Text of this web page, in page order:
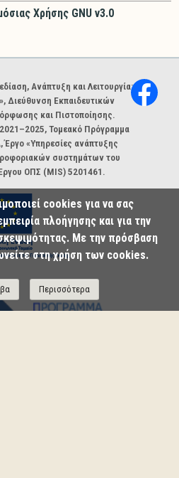
Χρήσης GNU v3.0
Ανάπτυξη και Λειτουργία:
Διεύθυνση Εκπαιδευτικών
και Πιστοποίησης.
Τομεακό Πρόγραμμα
«Υπηρεσίες ανάπτυξης
συστημάτων του
ΟΠΣ (MIS) 5201461.
cookies για να σας
πλοήγησης και για την
Με την πρόσβαση
στη χρήση των cookies.
Περισσότερα